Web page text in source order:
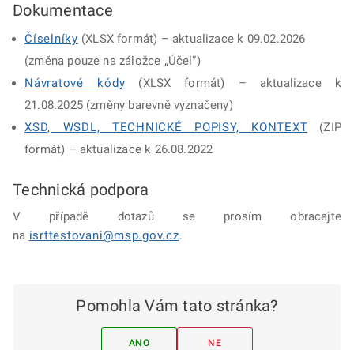
Dokumentace
Číselníky (XLSX formát) – aktualizace k 09.02.2026
(změna pouze na záložce „Účel”)
Návratové kódy (XLSX formát) – aktualizace k
21.08.2025 (změny barevně vyznačeny)
XSD, WSDL, TECHNICKÉ POPISY, KONTEXT (ZIP
formát) – aktualizace k 26.08.2022
Technická podpora
V případě dotazů se prosím obracejte
na isrttestovani@msp.gov.cz.
Pomohla Vám tato stránka?
ANO NE